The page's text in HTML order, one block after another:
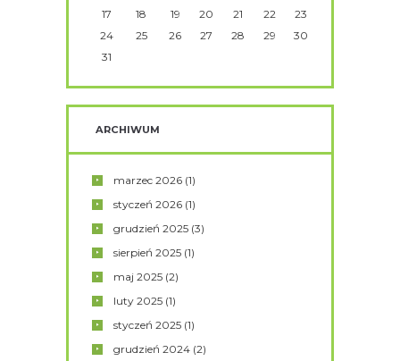
17
18 19 20 21 22
23
24
25 26 27 28 29
30
31
ARCHIWUM
marzec2026 (1)
styczeń2026 (1)
grudzień2025 (3)
sierpień2025 (1)
maj2025 (2)
luty2025 (1)
styczeń2025 (1)
grudzień2024 (2)